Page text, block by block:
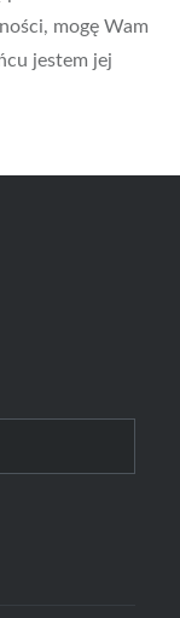
mogę Wam
jestem jej